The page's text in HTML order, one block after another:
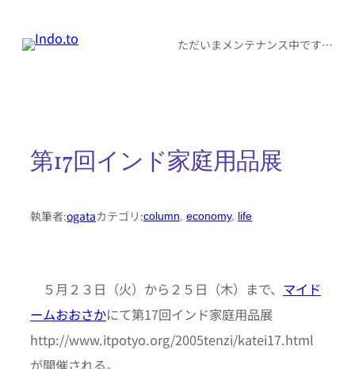
ただいまメンテナンス中です…
第17回インド家庭用品展
執筆者:ogataカテゴリ:column, economy, life
５月２３日（火）から２５日（木）まで、 マイド
ームおおさかにて第17回インド家庭用品展
http://www.itpotyo.org/2005tenzi/katei17.html
が開催される。